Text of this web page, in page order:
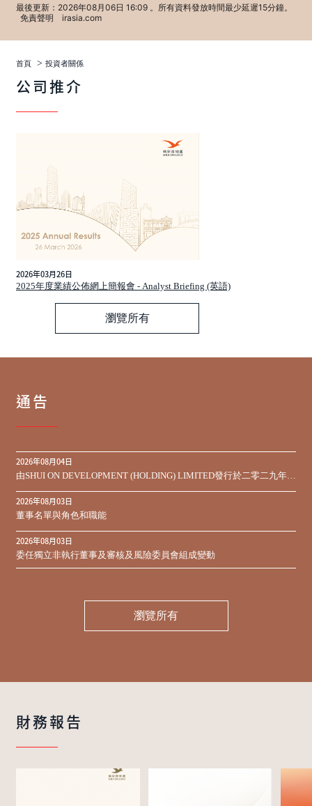
首頁 > 投資者關係
公司推介
2026年03月26日
2025年度業績公佈網上簡報會 - Analyst Briefing (英語)
瀏覽所有
通告
2026年08月04日
由SHUI ON DEVELOPMENT (HOLDING) LIMITED發行於二零二九年到
期之450,000,000美元9.75%優先票據之同意徵求於屆滿期限前收到的
同意結果
2026年08月03日
董事名單與角色和職能
2026年08月03日
委任獨立非執行董事及審核及風險委員會組成變動
瀏覽所有
財務報告